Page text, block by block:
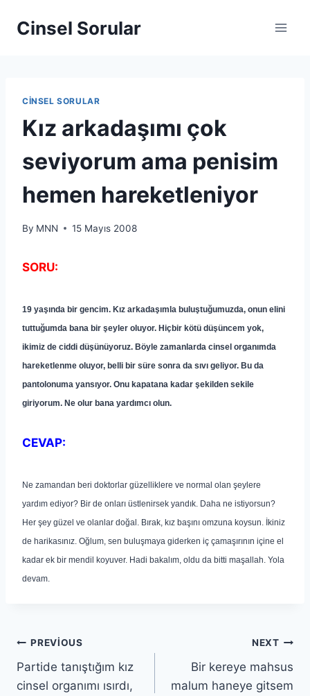
Cinsel Sorular
CINSEL SORULAR
Kız arkadaşımı çok
seviyorum ama penisim
hemen hareketleniyor
By MNN 15 Mayıs 2008
SORU:
19 yaşında bir gencim. Kız arkadaşımla buluştuğumuzda, onun elini
tuttuğumda bana bir şeyler oluyor. Hiçbir kötü düşüncem yok,
ikimiz de ciddi düşünüyoruz. Böyle zamanlarda cinsel organımda
hareketlenme oluyor, belli bir süre sonra da sıvı geliyor. Bu da
pantolonuma yansıyor. Onu kapatana kadar şekilden sekile
giriyorum. Ne olur bana yardımcı olun.
CEVAP:
Ne zamandan beri doktorlar güzelliklere ve normal olan şeylere
yardım ediyor? Bir de onları üstlenirsek yandık. Daha ne istiyorsun?
Her şey güzel ve olanlar doğal. Bırak, kız başını omzuna koysun. İkiniz
de harikasınız. Oğlum, sen buluşmaya giderken iç çamaşırının içine el
kadar ek bir mendil koyuver. Hadi bakalım, oldu da bitti maşallah. Yola
devam.
PREVIOUS
Partide tanıştığım kız
cinsel organımı ısırdı,
NEXT
Bir kereye mahsus
malum haneye gitsem